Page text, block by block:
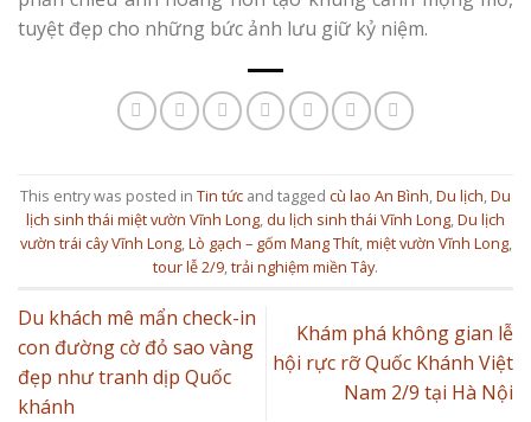
tuyệt đẹp cho những bức ảnh lưu giữ kỷ niệm.
This entry was posted in Tin tức and tagged cù lao An Bình Du lịch Du
lịch sinh thái miệt vườn Vĩnh Long du lịch sinh thái Vĩnh Long Du lịch
vườn trái cây Vĩnh Long, Lò gạch – gốm Mang Thít, miệt vườn Vĩnh Long,
tour lễ 2/9 trải nghiệm miền Tây.
Du khách mê mẩn check-in
con đường cờ đỏ sao vàng
đẹp như tranh dịp Quốc
khánh
Khám phá không gian lễ
hội rực rỡ Quốc Khánh Việt
Nam 2/9 tại Hà Nội